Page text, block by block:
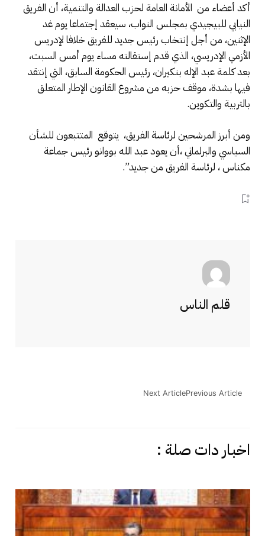
أكد أعضاء من الأمانة العامة لحزب العدالة والتنمية، أن الفريق
النيابي للبيجيدي بمجلس النواب، سيعقد إجتماعا يوم غد
الإثنين، من أجل إنتخاب رئيس جديد للفريق خلافا لإدريس
الأزمي الإدريسي، الذي قدم إستقالته مساء يوم أمس السبت،
بعد كلمة عبد الإله بنكيران، رئيس الحكومة السابق، التي إنتقد
فيها بشدة، موقف حزبه من مشروع القانون الإطار المتعلق
بالتربية والتكوين.
ومن أبرز المرشحين لرئاسة الفريق، يتوقع المتتبعون للشأن
السياسي والبرلماني ،أن يعود عبد الله بووانو رئيس جماعة
مكناس ، لرئاسة الفريق من جديد”.
قلم الناس
Previous Article
Next Article
اخبار دات صلة :